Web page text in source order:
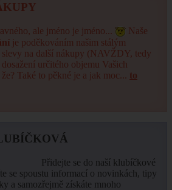
ale jméno je jméno...
Naše
je poděkováním našim stálým
na další nákupy (NAVŽDY, tedy
určitého objemu Vašich
Také to pěkné je a jak moc... to
Přidejte se do naší klubíčkové
se spoustu informací o novinkách, tipy
a samozřejmě získáte mnoho